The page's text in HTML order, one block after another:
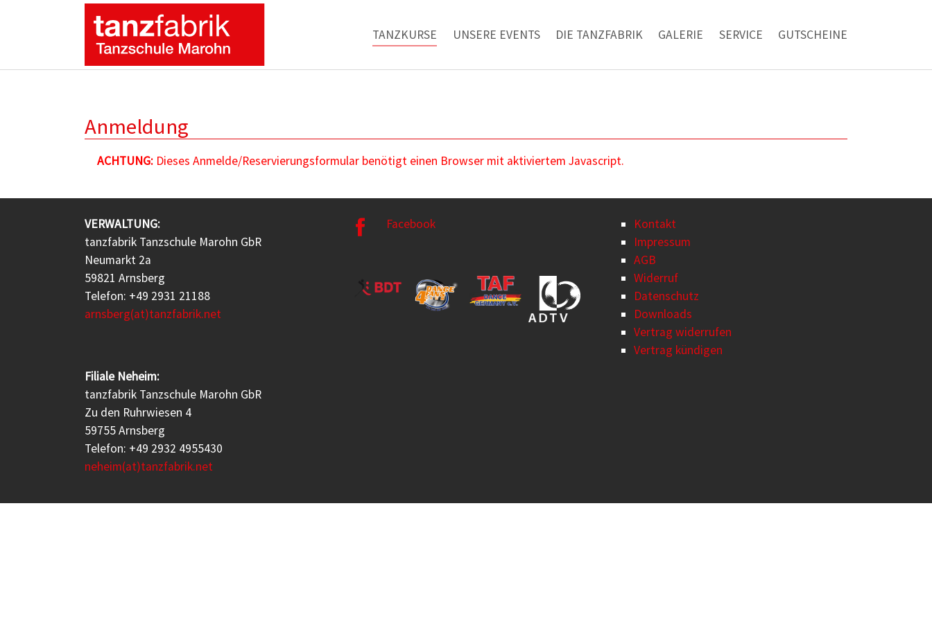
TANZKURSE UNSERE EVENTS DIE TANZFABRIK GALERIE SERVICE GUTSCHEINE
Anmeldung
ACHTUNG:Dieses Anmelde/Reservierungsformular benötigt einen Browser mit aktiviertem Javascript.
VERWALTUNG:
tanzfabrik Tanzschule Marohn GbR
Neumarkt 2a
59821 Arnsberg
Telefon: +49 2931 21188
arnsberg(at)tanzfabrik.net
Filiale Neheim:
tanzfabrik Tanzschule Marohn GbR
Zu den Ruhrwiesen 4
59755 Arnsberg
Telefon: +49 2932 4955430
neheim(at)tanzfabrik.net
Facebook
Kontakt
Impressum
AGB
Widerruf
Datenschutz
Downloads
Vertrag widerrufen
Vertrag kündigen